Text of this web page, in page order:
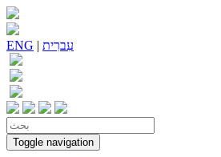
ENG | עִברִית
Toggle navigation